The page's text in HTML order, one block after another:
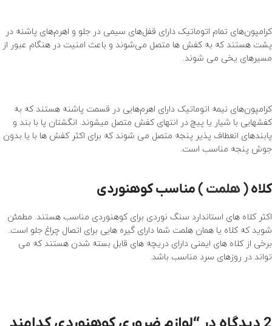
کرامپون‌های تمام اتوماتیک دارای قفل‌های سیمی در جلو و اهرم‌های پاشنه در
پشت هستند که به کفش ‌ها متصل می‌شوند و باعث امنیت در هنگام عبور از
مسیرهای یخی می شوند.
کرامپون‌های نیمه اتوماتیک دارای اهرم‌هایی در قسمت پاشنه‌ هستند که به
کفشهایی با شیار یا پیچ در انتهای کفش متصل میشوند. انگشتان پا با بند و
پابندهای انعطاف پذیر پنجه متصل می شوند که برای اکثر کفش ها با یا بدون
جوش پنجه مناسب است.
کلاه (هلمت ) مناسب کوهنوردی
اکثر کلاه های استاندارد سنگ نوردی برای کوهنوردی مناسب هستند. مطمئن
شوید که کلاه یا همان هلمت شما دارای گیره هایی برای اتصال چراغ جلو است.
برخی از کلاه های ایمنی دارای دریچه های قابل بسته شدن هستند که می
تواند در روزهای سرد مناسب باشد.